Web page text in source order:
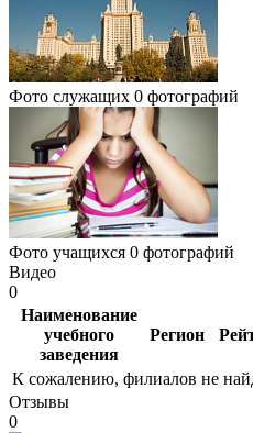
Фото служащих 0 фотографий
Фото учащихся 0 фотографий
Видео
0
Наименование
учебного
заведения
Регион
К сожалению, филиалов не
Отзывы
0